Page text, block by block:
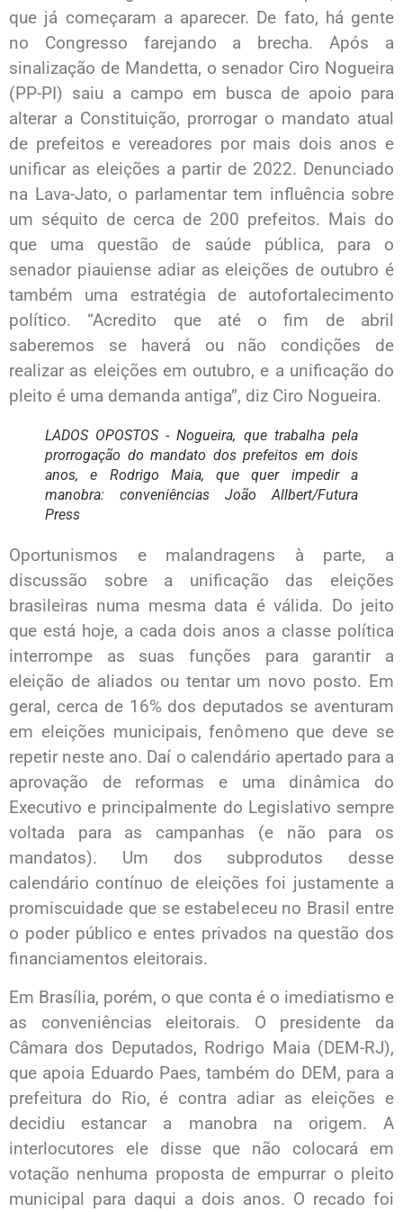
que já começaram a aparecer. De fato, há gente
no Congresso farejando a brecha. Após a
sinalização de Mandetta, o senador Ciro Nogueira
(PP-PI) saiu a campo em busca de apoio para
alterar a Constituição, prorrogar o mandato atual
de prefeitos e vereadores por mais dois anos e
unificar as eleições a partir de 2022. Denunciado
na Lava-Jato, o parlamentar tem influência sobre
um séquito de cerca de 200 prefeitos. Mais do
que uma questão de saúde pública, para o
senador piauiense adiar as eleições de outubro é
também uma estratégia de autofortalecimento
político. “Acredito que até o fim de abril
saberemos se haverá ou não condições de
realizar as eleições em outubro, e a unificação do
pleito é uma demanda antiga”, diz Ciro Nogueira.
LADOS OPOSTOS - Nogueira, que trabalha pela
prorrogação do mandato dos prefeitos em dois
anos, e Rodrigo Maia, que quer impedir a
manobra: conveniências João Allbert/Futura
Press
Oportunismos e malandragens à parte, a
discussão sobre a unificação das eleições
brasileiras numa mesma data é válida. Do jeito
que está hoje, a cada dois anos a classe política
interrompe as suas funções para garantir a
eleição de aliados ou tentar um novo posto. Em
geral, cerca de 16% dos deputados se aventuram
em eleições municipais, fenômeno que deve se
repetir neste ano. Daí o calendário apertado para a
aprovação de reformas e uma dinâmica do
Executivo e principalmente do Legislativo sempre
voltada para as campanhas (e não para os
mandatos). Um dos subprodutos desse
calendário contínuo de eleições foi justamente a
promiscuidade que se estabeleceu no Brasil entre
o poder público e entes privados na questão dos
financiamentos eleitorais.
Em Brasília, porém, o que conta é o imediatismo e
as conveniências eleitorais. O presidente da
Câmara dos Deputados, Rodrigo Maia (DEM-RJ),
que apoia Eduardo Paes, também do DEM, para a
prefeitura do Rio, é contra adiar as eleições e
decidiu estancar a manobra na origem. A
interlocutores ele disse que não colocará em
votação nenhuma proposta de empurrar o pleito
municipal para daqui a dois anos. O recado foi